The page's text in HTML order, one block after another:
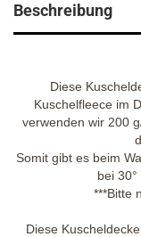
Beschreibung
Diese
Kuschelfleece im
verwenden wir 200
Somit gibt es beim
bei
***Bitte
Diese